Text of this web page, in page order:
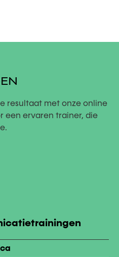
resultaat met onze online
een ervaren trainer, die